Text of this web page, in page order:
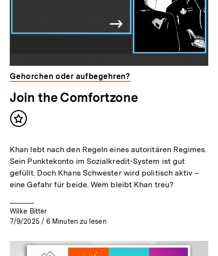
Gehorchen oder aufbegehren?
Join the Comfortzone
Inhalt
Khan lebt nach den Regeln eines autoritären Regimes.
Sein Punktekonto im Sozialkredit-System ist gut
gefüllt. Doch Khans Schwester wird politisch aktiv –
eine Gefahr für beide. Wem bleibt Khan treu?
Wilke Bitter
7/9/2025 / 6 Minuten zu lesen